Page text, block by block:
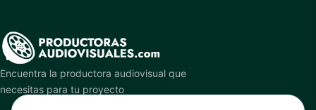
Encuentra la productora audiovisual que
necesitas para tu proyecto